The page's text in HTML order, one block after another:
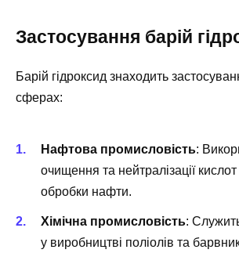
Застосування барій
Барій гідроксид знаходить
сферах:
Нафтова промисловість:
очищення та нейтралізації
обробки нафти.
Хімічна промисловість:
у виробництві поліолів та